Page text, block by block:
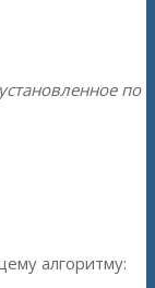
по
алгоритму: